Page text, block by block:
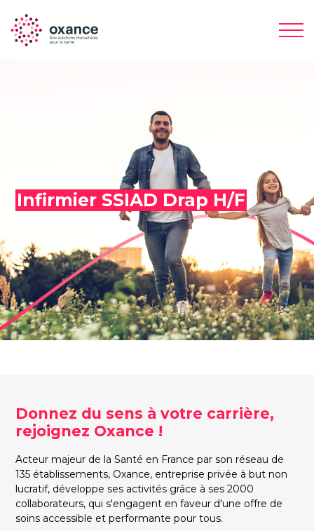
Infirmier SSIAD Drap H/F
Donnez du sens à votre carrière,
rejoignez Oxance !
Acteur majeur de la Santé en France par son réseau de
135 établissements, Oxance, entreprise privée à but non
lucratif, développe ses activités grâce à ses 2000
collaborateurs, qui s'engagent en faveur d'une offre de
soins accessible et performante pour tous.